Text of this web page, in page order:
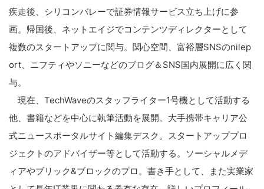
疾走後、シリコンバレーで証券情報サービス立ち上げに参
画。帰国後、ネットエイジでコンテンツディレクターとして
複数のスタートアップに関与。関心空間、富裕層SNSのnilep
ort、ニフティやソニーなどのブログ＆SNS国内展開に広く関
与。
現在、TechWaveのスタッフライター1号機として活動する
他、書籍などを中心に執筆活動を展開。大手携帯キャリア公
式ニュースポータルサイト編集デスク。スタートアッププロ
ジェクトのアドバイザー等として活動する。ソーシャルメデ
ィアやブリック&ブロックのプロ。書き手として、また実業家